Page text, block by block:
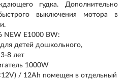
гудка. Дополнительно
выключения мотора в
NEW E1000 BW:
детей дошкольного,
8 лет
1000W
/ 12Ah помещен в отдельный